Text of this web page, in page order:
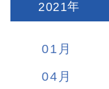
2021:
01
04